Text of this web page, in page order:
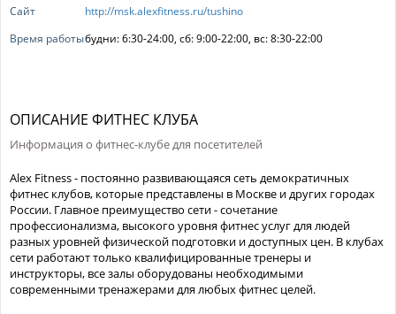
Сайт
http://msk.alexfitness.ru/tushino
Время работыбудни: 6:30-24:00, сб: 9:00-22:00, вс: 8:30-22:00
ОПИСАНИЕ ФИТНЕС КЛУБА
Информация о фитнес-клубе для посетителей
Alex Fitness - постоянно развивающаяся сеть демократичных
фитнес клубов, которые представлены в Москве и других городах
России. Главное преимущество сети - сочетание
профессионализма, высокого уровня фитнес услуг для людей
разных уровней физической подготовки и доступных цен. В клубах
сети работают только квалифицированные тренеры и
инструкторы, все залы оборудованы необходимыми
современными тренажерами для любых фитнес целей.